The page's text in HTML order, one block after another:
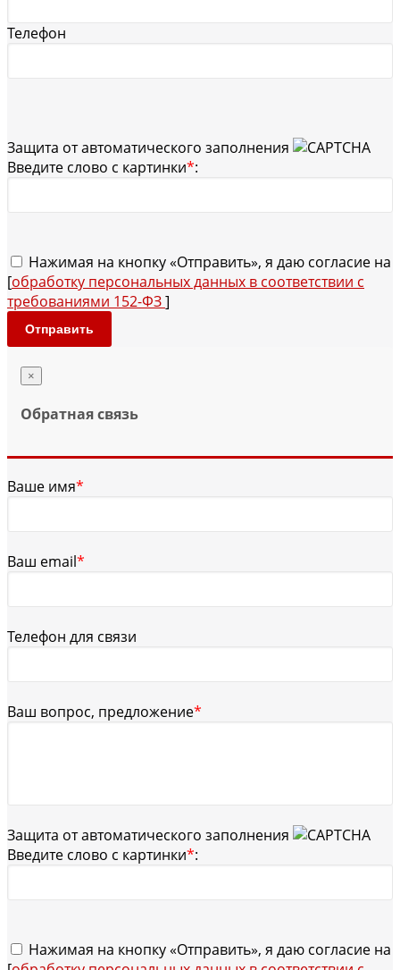
Телефон
Защита от автоматического заполнения
Введите слово с картинки*:
Нажимая на кнопку «Отправить», я даю согласие на
[обработку персональных данных в соответствии с
требованиями 152-ФЗ]
Отправить
×
Обратная связь
Ваше имя*
Ваш email*
Телефон для связи
Ваш вопрос, предложение*
Защита от автоматического заполнения
Введите слово с картинки*:
Нажимая на кнопку «Отправить», я даю согласие на